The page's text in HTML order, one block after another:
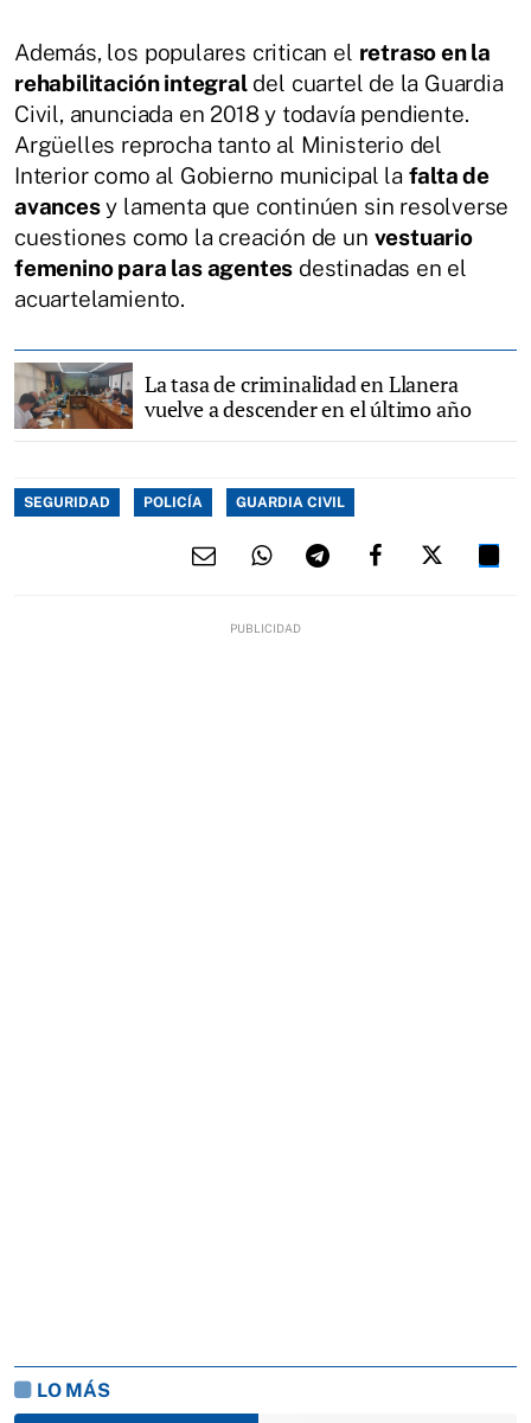
Además, los populares critican el retraso en la
rehabilitación integraldel cuartel de la Guardia
Civil, anunciada en 2018 y todavía pendiente.
Argüelles reprocha tanto al Ministerio del
Interior como al Gobierno municipal la falta de
avancesy lamenta que continúen sin resolverse
cuestiones como la creación de un vestuario
femenino para las agentes destinadas en el
acuartelamiento.
La tasa de criminalidad en Llanera
vuelve a descender en el último año
SEGURIDAD POLICÍA GUARDIA CIVIL
LO MÁS